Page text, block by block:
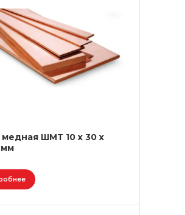
ШМТ 10 х 30 х